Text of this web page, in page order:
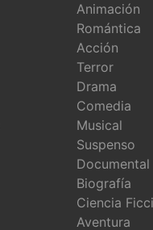
Animación
Romántica
Acción
Terror
Drama
Comedia
Musical
Suspenso
Documental
Biografía
Ciencia
Aventura